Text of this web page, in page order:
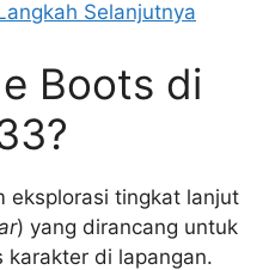
Selanjutnya
Boots di
eksplorasi tingkat lanjut
) yang dirancang untuk
karakter di lapangan.